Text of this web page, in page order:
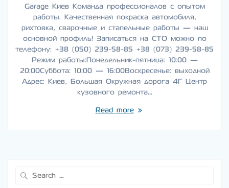
Garage Киев Команда профессионалов с опытом
работы. Качественная покраска автомобиля,
рихтовка, сварочные и стапельные работы — наш
основной профиль! Записаться на СТО можно по
телефону: +38 (050) 239-58-85 +38 (073) 239-58-85
Режим работы:Понедельник-пятница: 10:00 —
20:00Суббота: 10:00 — 16:00Воскресенье: выходной
Адрес: Киев, Большая Окружная дорога 4Г Центр
кузовного ремонта…
Read more